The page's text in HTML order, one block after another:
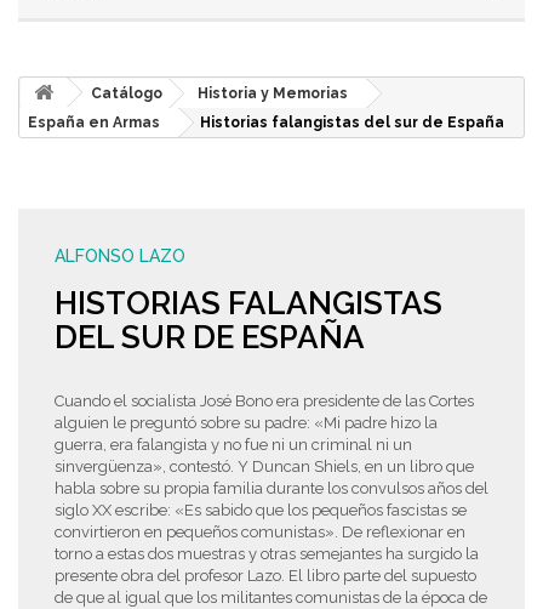
Catálogo
Historia y Memorias
España en Armas
Historias falangistas del sur de España
ALFONSO LAZO
HISTORIAS FALANGISTAS
DEL SUR DE ESPAÑA
Cuando el socialista José Bono era presidente de las Cortes
alguien le preguntó sobre su padre: «Mi padre hizo la
guerra, era falangista y no fue ni un criminal ni un
sinvergüenza», contestó. Y Duncan Shiels, en un libro que
habla sobre su propia familia durante los convulsos años del
siglo XX escribe: «Es sabido que los pequeños fascistas se
convirtieron en pequeños comunistas». De reflexionar en
torno a estas dos muestras y otras semejantes ha surgido la
presente obra del profesor Lazo. El libro parte del supuesto
de que al igual que los militantes comunistas de la época de